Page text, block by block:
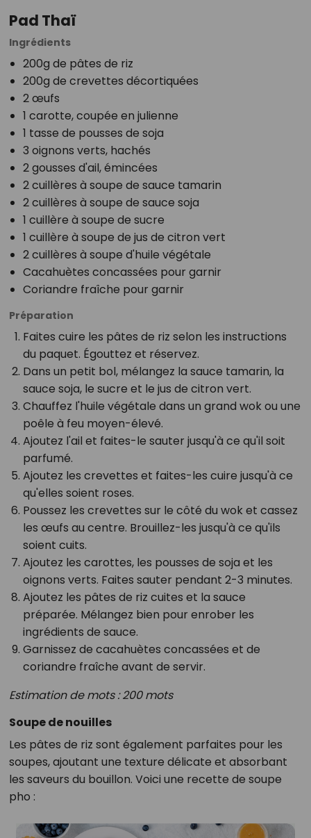
Pad Thaï
Ingrédients
200g de pâtes de riz
200g de crevettes décortiquées
2 œufs
1 carotte, coupée en julienne
1 tasse de pousses de soja
3 oignons verts, hachés
2 gousses d'ail, émincées
2 cuillères à soupe de sauce tamarin
2 cuillères à soupe de sauce soja
1 cuillère à soupe de sucre
1 cuillère à soupe de jus de citron vert
2 cuillères à soupe d'huile végétale
Cacahuètes concassées pour garnir
Coriandre fraîche pour garnir
Préparation
Faites cuire les pâtes de riz selon les instructions
du paquet. Égouttez et réservez.
Dans un petit bol, mélangez la sauce tamarin, la
sauce soja, le sucre et le jus de citron vert.
Chauffez l'huile végétale dans un grand wok ou une
poêle à feu moyen-élevé.
Ajoutez l'ail et faites-le sauter jusqu'à ce qu'il soit
parfumé.
Ajoutez les crevettes et faites-les cuire jusqu'à ce
qu'elles soient roses.
Poussez les crevettes sur le côté du wok et cassez
les œufs au centre. Brouillez-les jusqu'à ce qu'ils
soient cuits.
Ajoutez les carottes, les pousses de soja et les
oignons verts. Faites sauter pendant 2-3 minutes.
Ajoutez les pâtes de riz cuites et la sauce
préparée. Mélangez bien pour enrober les
ingrédients de sauce.
Garnissez de cacahuètes concassées et de
coriandre fraîche avant de servir.
Estimation de mots : 200 mots
Soupe de nouilles
Les pâtes de riz sont également parfaites pour les
soupes, ajoutant une texture délicate et absorbant
les saveurs du bouillon. Voici une recette de soupe
pho :